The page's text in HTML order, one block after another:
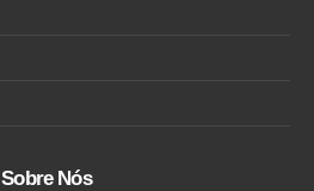
Sobre Nós